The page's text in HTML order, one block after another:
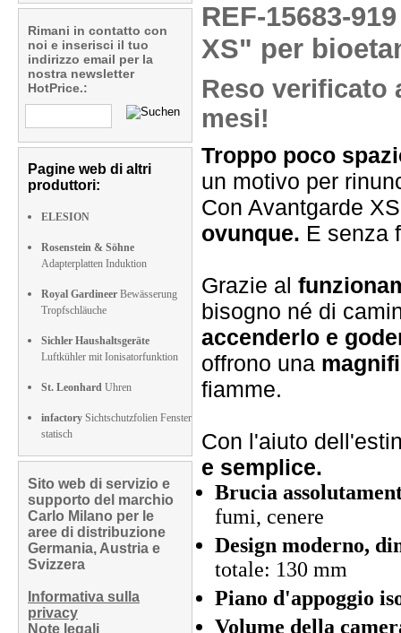
Rimani in contatto con
noi e inserisci il tuo
indirizzo email per la
nostra newsletter
HotPrice.:
Pagine web di altri
produttori:
ELESION
Rosenstein & Söhne
Adapterplatten Induktion
Royal Gardineer Bewässerung
Tropfschläuche
Sichler Haushaltsgeräte
Luftkühler mit Ionisatorfunktion
St. Leonhard Uhren
infactory Sichtschutzfolien Fenster
statisch
Sito web di servizio e
supporto del marchio
Carlo Milano per le
aree di distribuzione
Germania, Austria e
Svizzera
Informativa sulla
privacy
Note legali
REF-15683-
XS" per
Reso verificato
mesi!
Troppo poco
un motivo per
Con Avantgarde
ovunque. E senza
Grazie al
bisogno né di
accenderlo e
offrono una
fiamme.
Con l'aiuto
e semplice.
Brucia
fumi, cenere
Design moderno,
totale: 130 mm
Piano d'appoggio
Volume della